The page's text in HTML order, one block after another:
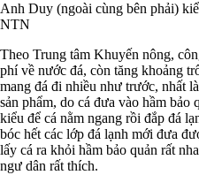
Anh Duy (ngoài cùng bên phải)
NTN
Theo Trung tâm Khuyến nông,
phí về nước đá, còn tăng khoảng
mang đá đi nhiều như trước, nhất
sản phẩm, do cá đưa vào hầm
kiểu để cá nằm ngang rồi đắp đá
bóc hết các lớp đá lạnh mới đưa
lấy cá ra khỏi hầm bảo quản rất
ngư dân rất thích.